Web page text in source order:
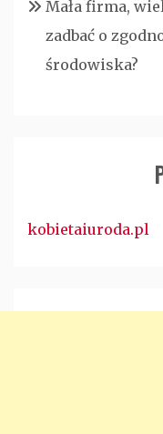
Mała firma,
zadbać o
środowiska?
kobietaiuroda.pl